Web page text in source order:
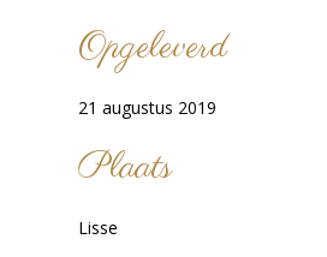
Opgeleverd
21 augustus 2019
Plaats
Lisse